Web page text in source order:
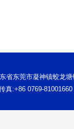
省东莞市凝神镇蛟龙
真:+86 0769-81001660